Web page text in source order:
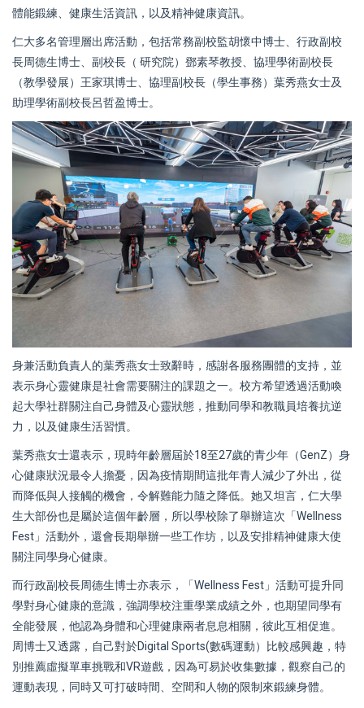
體能鍛練、健康生活資訊，以及精神健康資訊。
仁大多名管理層出席活動，包括常務副校監胡懷中博士、行政副校
長周德生博士、副校長（ 研究院）鄧素琴教授、協理學術副校長
（教學發展）王家琪博士、協理副校長（學生事務）葉秀燕女士及
助理學術副校長呂哲盈博士。
身兼活動負責人的葉秀燕女士致辭時，感謝各服務團體的支持，並
表示身心靈健康是社會需要關注的課題之一。校方希望透過活動喚
起大學社群關注自己身體及心靈狀態，推動同學和教職員培養抗逆
力，以及健康生活習慣。
葉秀燕女士還表示，現時年齡層屆於18至27歲的青少年（GenZ）身
心健康狀況最令人擔憂，因為疫情期間這批年青人減少了外出，從
而降低與人接觸的機會，令解難能力隨之降低。她又坦言，仁大學
生大部份也是屬於這個年齡層，所以學校除了舉辦這次「Wellness
Fest」活動外，還會長期舉辦一些工作坊，以及安排精神健康大使
關注同學身心健康。
而行政副校長周德生博士亦表示，「Wellness Fest」活動可提升同
學對身心健康的意識，強調學校注重學業成績之外，也期望同學有
全能發展，他認為身體和心理健康兩者息息相關，彼此互相促進。
周博士又透露，自己對於Digital Sports(數碼運動）比較感興趣，特
別推薦虛擬單車挑戰和VR遊戲，因為可易於收集數據，觀察自己的
運動表現，同時又可打破時間、空間和人物的限制來鍛練身體。